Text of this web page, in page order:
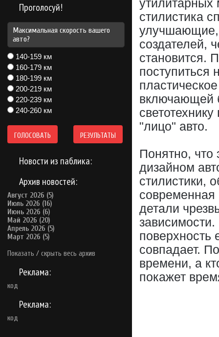
Проголосуй!
Максимальная скорость вашего
авто?
140-159 км
160-179 км
180-199 км
200-219 км
220-239 км
240-260 км
ГОЛОСОВАТЬ РЕЗУЛЬТАТЫ
Новости из паблика:
Архив новостей:
Август 2026 (5)
Июль 2026 (16)
Июнь 2026 (6)
Май 2026 (20)
Апрель 2026 (5)
Март 2026 (5)
Показать / скрыть весь архив
Реклама:
код
Реклама:
код
стилистика
улучшающие,
создателей,
становится.
поступиться
включающей
"лицо" авто.
Понятно, что
дизайном
стилистики,
современная
детали
поверхность
совпадает.
времени, а
покажет